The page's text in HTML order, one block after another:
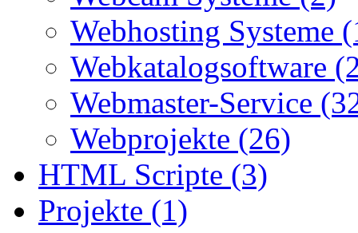
Webhosting Systeme
Webkatalogsoftware
Webmaster-Service
Webprojekte (26)
HTML Scripte (3)
Projekte (1)